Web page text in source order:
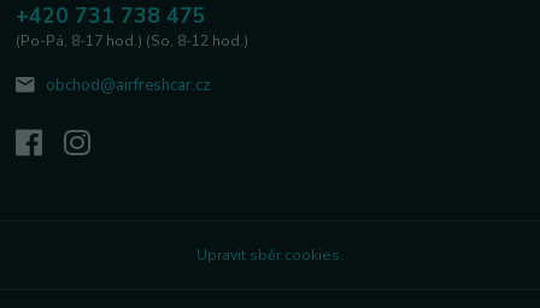
+420 731 738 475
(Po-Pá, 8-17 hod.) (So, 8-12 hod.)
obchod@airfreshcar.cz
Upravit sběr cookies.